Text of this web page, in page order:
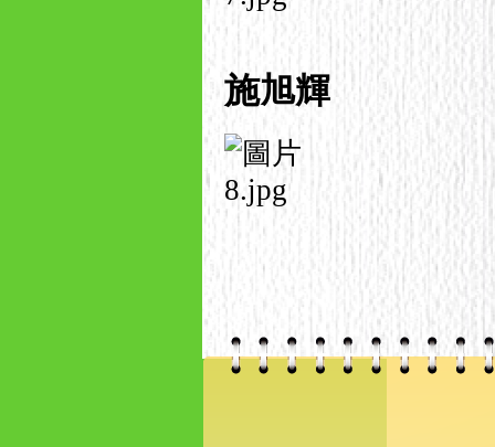
施旭輝